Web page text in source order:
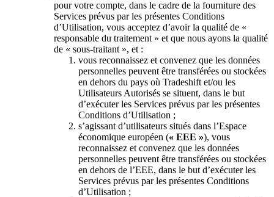
pour votre compte, dans le cadre de la fourniture des
Services prévus par les présentes Conditions
d’Utilisation, vous acceptez d’avoir la qualité de «
responsable du traitement » et que nous ayons la qualité
de « sous-traitant », et :
vous reconnaissez et convenez que les données
personnelles peuvent être transférées ou stockées
en dehors du pays où Tradeshift et/ou les
Utilisateurs Autorisés se situent, dans le but
d’exécuter les Services prévus par les présentes
Conditions d’Utilisation ;
s’agissant d’utilisateurs situés dans l’Espace
économique européen (« EEE »), vous
reconnaissez et convenez que les données
personnelles peuvent être transférées ou stockées
en dehors de l’EEE, dans le but d’exécuter les
Services prévus par les présentes Conditions
d’Utilisation ;